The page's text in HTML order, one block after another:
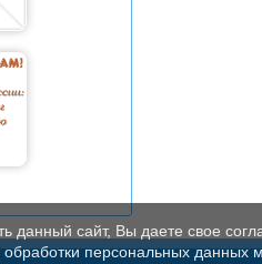
данный сайт, Вы даете свое
персональных